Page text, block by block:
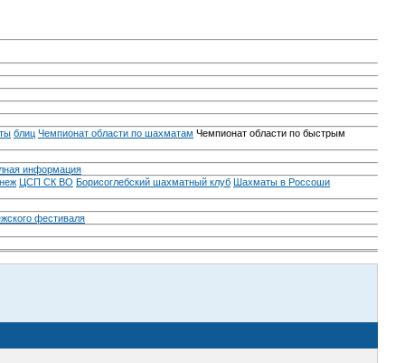
блиц Чемпионат области по шахматам Чемпионат области по быстрым
информация
ЦСП СК ВО Борисоглебский шахматный клуб Шахматы в Россоши
фестиваля